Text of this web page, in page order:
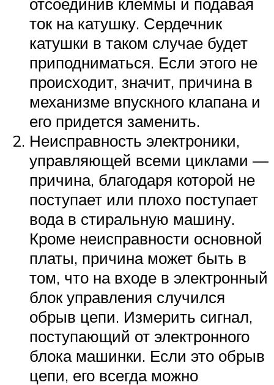
ток на катушку. Сердечник
катушки в таком случае будет
приподниматься. Если этого не
происходит, значит, причина в
механизме впускного клапана и
его придется заменить.
Неисправность электроники,
управляющей всеми циклами —
причина, благодаря которой не
поступает или плохо поступает
вода в стиральную машину.
Кроме неисправности основной
платы, причина может быть в
том, что на входе в электронный
блок управления случился
обрыв цепи. Измерить сигнал,
поступающий от электронного
блока машинки. Если это обрыв
цепи, его всегда можно